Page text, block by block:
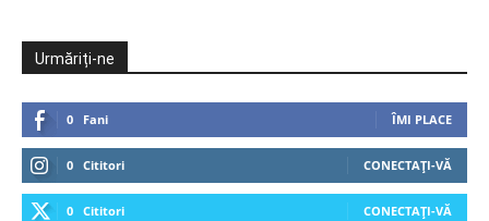
Urmăriți-ne
0 Fani ÎMI PLACE
0 Cititori CONECTAȚI-VĂ
0 Cititori CONECTAȚI-VĂ